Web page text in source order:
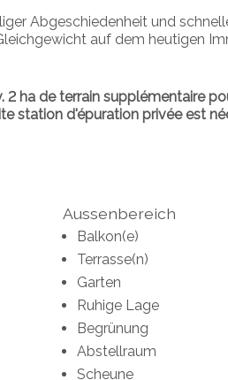
Abgeschiedenheit und
auf dem heutigen
2 ha de terrain supplémentaire
station d'épuration privée est
Aussenbereich
Balkon(e)
Terrasse(n)
Garten
Ruhige Lage
Begrünung
Abstellraum
Scheune